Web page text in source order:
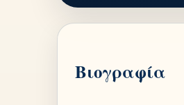
Βιογραφία